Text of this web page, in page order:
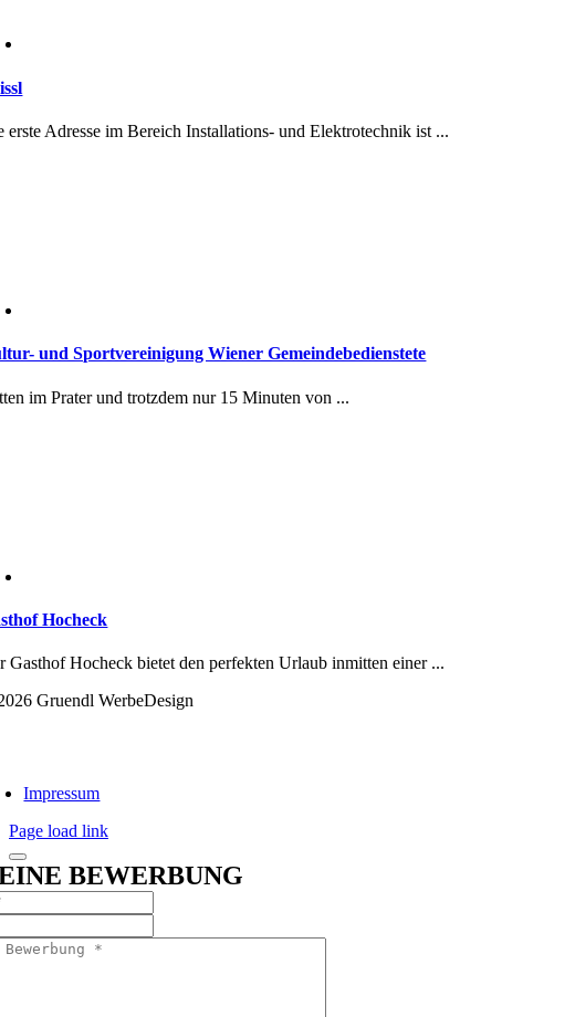
erste Adresse im Bereich Installations- und Elektrotechnik ist ...
und Sportvereinigung Wiener Gemeindebedienstete
im Prater und trotzdem nur 15 Minuten von ...
Hocheck
Gasthof Hocheck bietet den perfekten Urlaub inmitten einer ...
Gruendl WerbeDesign
Impressum
Page load link
BEWERBUNG